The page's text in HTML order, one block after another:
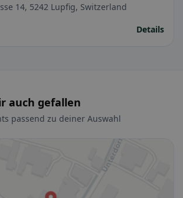
14, 5242 Lupfig, Switzerland
Details
auch gefallen
passend zu deiner Auswahl